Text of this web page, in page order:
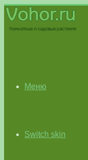
Меню
Switch skin